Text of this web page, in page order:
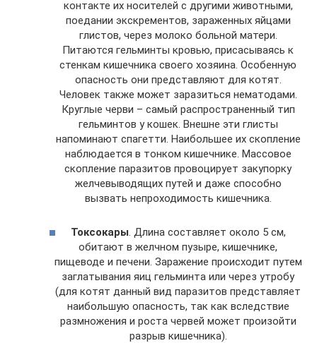
контакте их носителей с другими животными,
поедании экскрементов, зараженных яйцами
глистов, через молоко больной матери.
Питаются гельминты кровью, присасываясь к
стенкам кишечника своего хозяина. Особенную
опасность они представляют для котят.
Человек также может заразиться нематодами.
Круглые черви – самый распространенный тип
гельминтов у кошек. Внешне эти глисты
напоминают спагетти. Наибольшее их скопление
наблюдается в тонком кишечнике. Массовое
скопление паразитов провоцирует закупорку
желчевыводящих путей и даже способно
вызвать непроходимость кишечника.
Токсокары . Длина составляет около 5 см,
обитают в желчном пузыре, кишечнике,
пищеводе и печени. Заражение происходит путем
заглатывания яиц гельминта или через утробу
(для котят данный вид паразитов представляет
наибольшую опасность, так как вследствие
размножения и роста червей может произойти
разрыв кишечника).